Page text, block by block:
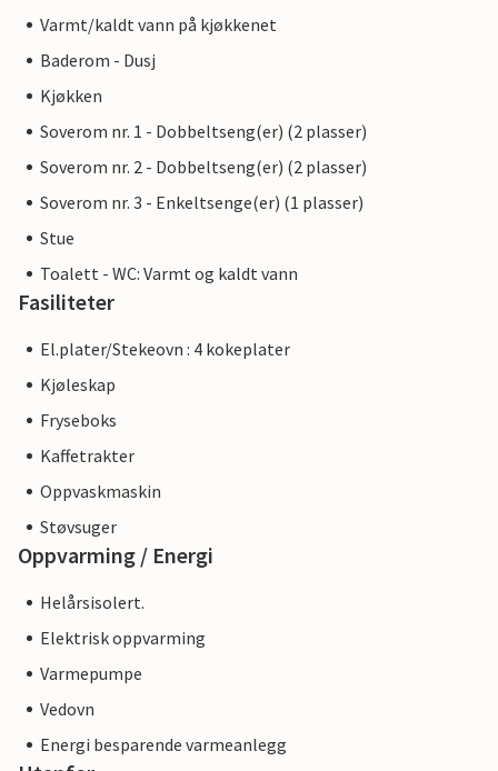
Varmt/kaldt vann på kjøkkenet
Baderom - Dusj
Kjøkken
Soverom nr. 1 - Dobbeltseng(er) (2 plasser)
Soverom nr. 2 - Dobbeltseng(er) (2 plasser)
Soverom nr. 3 - Enkeltsenge(er) (1 plasser)
Stue
Toalett - WC: Varmt og kaldt vann
Fasiliteter
El.plater/Stekeovn : 4 kokeplater
Kjøleskap
Fryseboks
Kaffetrakter
Oppvaskmaskin
Støvsuger
Oppvarming / Energi
Helårsisolert.
Elektrisk oppvarming
Varmepumpe
Vedovn
Energi besparende varmeanlegg